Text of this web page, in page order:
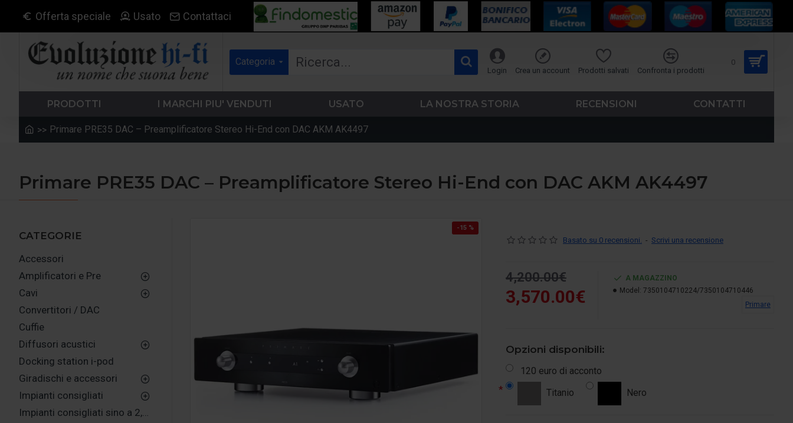
Offerta speciale Usato Contattaci
Categoria
Login Crea un account Prodotti salvati Confronta i prodotti
0
PRODOTTI I MARCHI PIU' VENDUTI USATO LA NOSTRA STORIA RECENSIONI CONTATTI
Primare PRE35 DAC – Preamplificatore Stereo Hi-End con DAC AKM AK4497
Primare PRE35 DAC – Preamplificatore Stereo Hi-End con DAC AKM AK4497
CATEGORIE
Accessori
Amplificatori e Pre
Cavi
Convertitori / DAC
Cuffie
Diffusori acustici
Docking station i-pod
Giradischi e accessori
Impianti consigliati
Impianti consigliati sino a 2,500,00 euro
-15 %
Basato su 0 recensioni. - Scrivi una recensione
3,570.00€
4,200.00€
A MAGAZZINO
Model: 7350104710224/7350104710446
Primare
Opzioni disponibili:
120 euro di acconto
Titanio
Nero